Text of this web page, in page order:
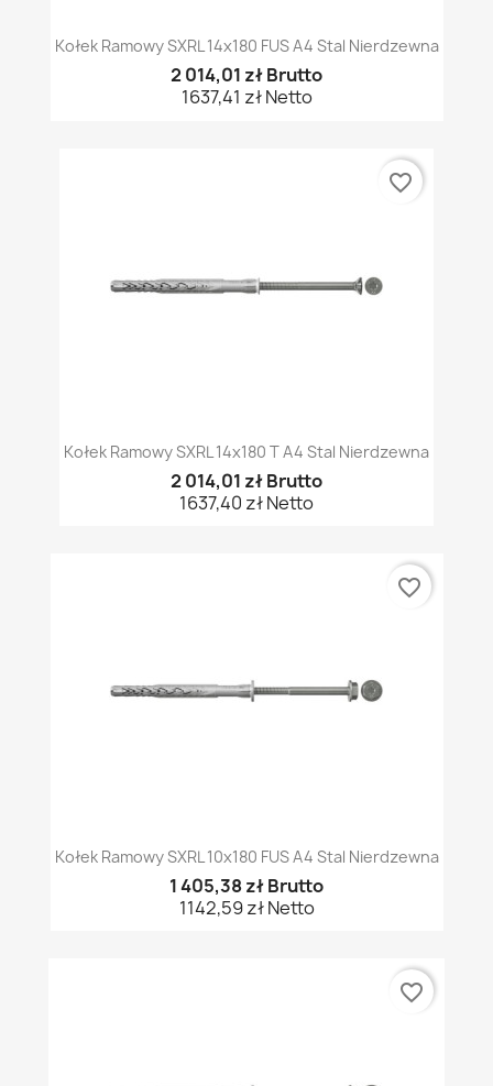
Kołek Ramowy SXRL 14x180 FUS A4 Stal Nierdzewna
2 014,01 zł Brutto
1637,41 zł Netto
Kołek Ramowy SXRL 14x180 T A4 Stal Nierdzewna
2 014,01 zł Brutto
1637,40 zł Netto
favorite_border
Kołek Ramowy SXRL 10x180 FUS A4 Stal Nierdzewna
1 405,38 zł Brutto
1142,59 zł Netto
favorite_border
favorite_border